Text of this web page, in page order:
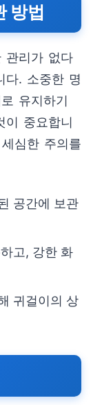
방법
관리가 없다
다. 소중한 명
유지하기
이 중요합니
심한 주의를
공간에 보관
고, 강한 화
귀걸이의 상